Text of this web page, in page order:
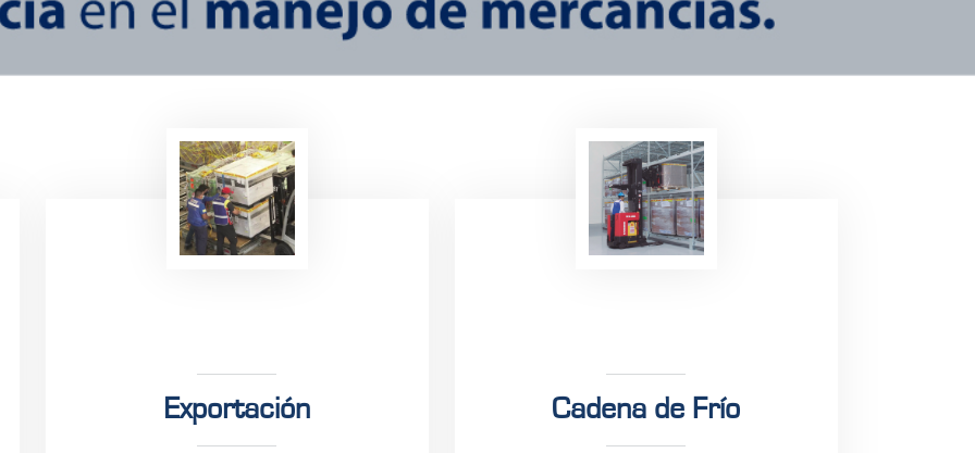
Exportación Cadena de Frío